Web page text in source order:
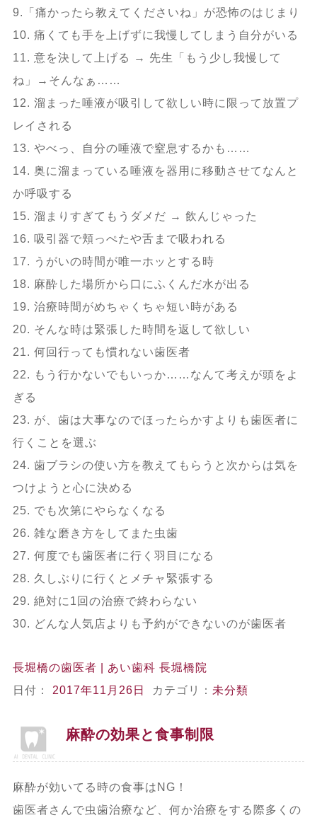
9.「痛かったら教えてくださいね」が恐怖のはじまり
10. 痛くても手を上げずに我慢してしまう自分がいる
11. 意を決して上げる → 先生「もう少し我慢して
ね」→そんなぁ……
12. 溜まった唾液が吸引して欲しい時に限って放置プ
レイされる
13. やべっ、自分の唾液で窒息するかも……
14. 奥に溜まっている唾液を器用に移動させてなんと
か呼吸する
15. 溜まりすぎてもうダメだ → 飲んじゃった
16. 吸引器で頬っぺたや舌まで吸われる
17. うがいの時間が唯一ホッとする時
18. 麻酔した場所から口にふくんだ水が出る
19. 治療時間がめちゃくちゃ短い時がある
20. そんな時は緊張した時間を返して欲しい
21. 何回行っても慣れない歯医者
22. もう行かないでもいっか……なんて考えが頭をよ
ぎる
23. が、歯は大事なのでほったらかすよりも歯医者に
行くことを選ぶ
24. 歯ブラシの使い方を教えてもらうと次からは気を
つけようと心に決める
25. でも次第にやらなくなる
26. 雑な磨き方をしてまた虫歯
27. 何度でも歯医者に行く羽目になる
28. 久しぶりに行くとメチャ緊張する
29. 絶対に1回の治療で終わらない
30. どんな人気店よりも予約ができないのが歯医者
長堀橋の歯医者 | あい歯科 長堀橋院
日付： 2017年11月26日 カテゴリ： 未分類
麻酔の効果と食事制限
麻酔が効いてる時の食事はNG！
歯医者さんで虫歯治療など、何か治療をする際多くの